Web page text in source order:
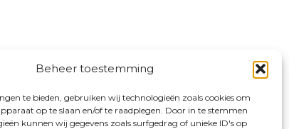
Beheer toestemming
te bieden, gebruiken wij technologieën zoals cookies om
op te slaan en/of te raadplegen. Door in te stemmen
kunnen wij gegevens zoals surfgedrag of unieke ID's op